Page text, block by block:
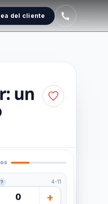
del cliente
un
? 4-11
0 +